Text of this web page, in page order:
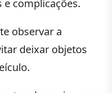
complicações.
observar a
deixar objetos